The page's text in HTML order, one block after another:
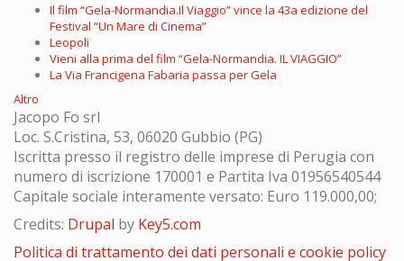
Il film “Gela-Normandia.Il Viaggio” vince la 43a edizione del
Festival “Un Mare di Cinema”
Leopoli
Vieni alla prima del film “Gela-Normandia. IL VIAGGIO”
La Via Francigena Fabaria passa per Gela
Altro
Jacopo Fo srl
Loc. S.Cristina, 53, 06020 Gubbio (PG)
Iscritta presso il registro delle imprese di Perugia con
numero di iscrizione 170001 e Partita Iva 01956540544
Capitale sociale interamente versato: Euro 119.000,00;
Credits: Drupal by Key5.com
Politica di trattamento dei dati personali e cookie policy